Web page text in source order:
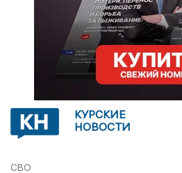
КУРСКИЕ
НОВОСТИ
СВО